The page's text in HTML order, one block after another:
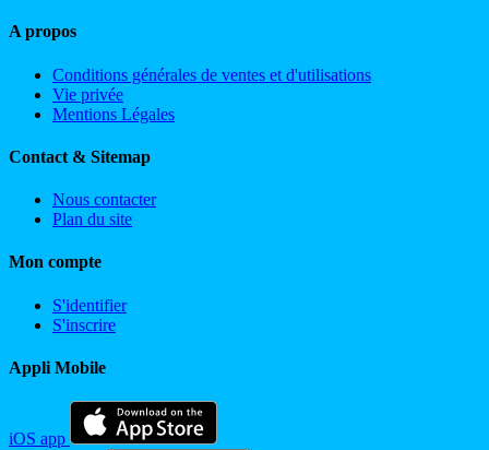
A propos
Conditions générales de ventes et d'utilisations
Vie privée
Mentions Légales
Contact & Sitemap
Nous contacter
Plan du site
Mon compte
S'identifier
S'inscrire
Appli Mobile
iOS app